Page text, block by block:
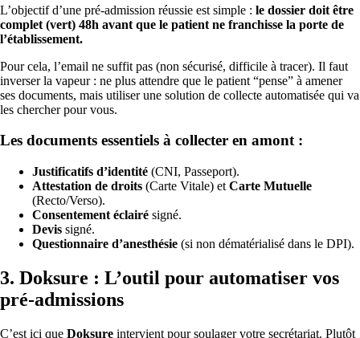
L’objectif d’une pré-admission réussie est simple : le dossier doit être
complet (vert) 48h avant que le patient ne franchisse la porte de
l’établissement.
Pour cela, l’email ne suffit pas (non sécurisé, difficile à tracer). Il faut
inverser la vapeur : ne plus attendre que le patient “pense” à amener
ses documents, mais utiliser une solution de collecte automatisée qui va
les chercher pour vous.
Les documents essentiels à collecter en amont :
Justificatifs d’identité (CNI, Passeport).
Attestation de droits (Carte Vitale) et Carte Mutuelle
(Recto/Verso).
Consentement éclairé signé.
Devis signé.
Questionnaire d’anesthésie (si non dématérialisé dans le DPI).
3. Doksure : L’outil pour automatiser vos
pré-admissions
C’est ici que Doksure intervient pour soulager votre secrétariat. Plutôt